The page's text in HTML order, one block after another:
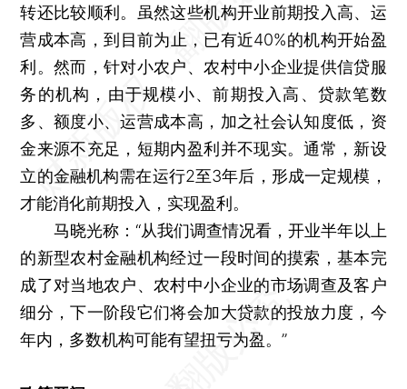
转还比较顺利。虽然这些机构开业前期投入高、运
营成本高，到目前为止，已有近40%的机构开始盈
利。然而，针对小农户、农村中小企业提供信贷服
务的机构，由于规模小、前期投入高、贷款笔数
多、额度小、运营成本高，加之社会认知度低，资
金来源不充足，短期内盈利并不现实。通常，新设
立的金融机构需在运行2至3年后，形成一定规模，
才能消化前期投入，实现盈利。
马晓光称：“从我们调查情况看，开业半年以上
的新型农村金融机构经过一段时间的摸索，基本完
成了对当地农户、农村中小企业的市场调查及客户
细分，下一阶段它们将会加大贷款的投放力度，今
年内，多数机构可能有望扭亏为盈。”